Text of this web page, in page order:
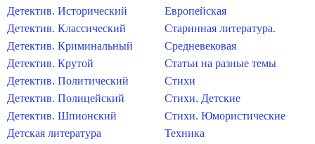
Детектив. Исторический
Детектив. Классический
Детектив. Криминальный
Детектив. Крутой
Детектив. Политический
Детектив. Полицейский
Детектив. Шпионский
Детская литература
Европейская
Старинная литература.
Средневековая
Статьи на разные темы
Стихи
Стихи. Детские
Стихи. Юмористические
Техника